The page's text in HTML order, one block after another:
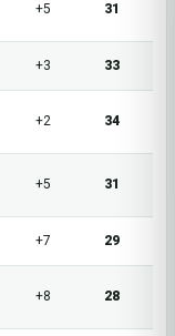
+5 31
+3 33
+2 34
+5 31
+7 29
+8 28